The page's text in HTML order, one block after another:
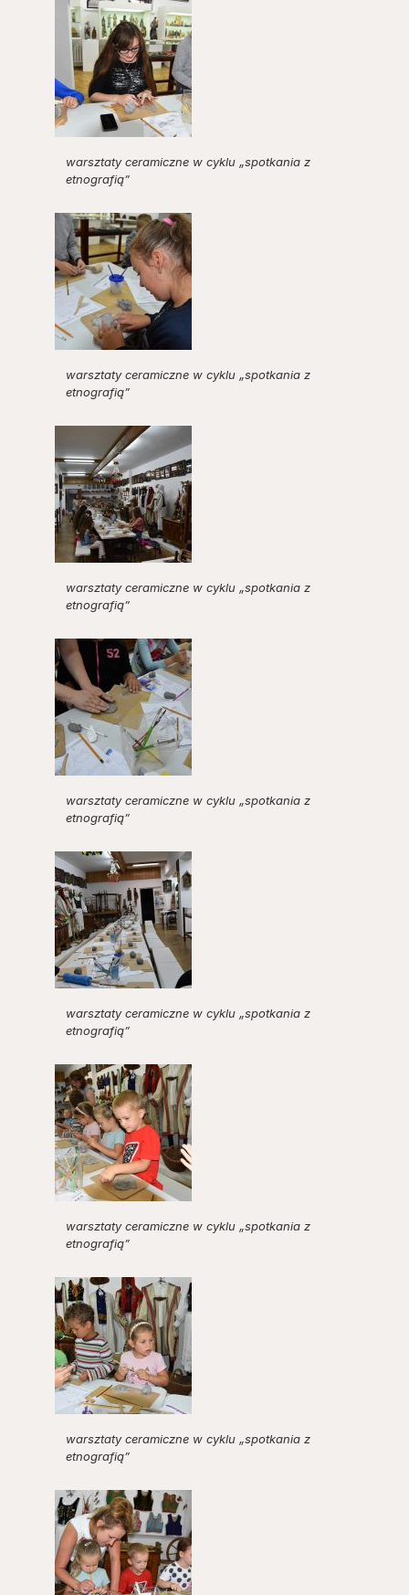
warsztaty ceramiczne w cyklu „spotkania z
etnografią”
warsztaty ceramiczne w cyklu „spotkania z
etnografią”
warsztaty ceramiczne w cyklu „spotkania z
etnografią”
warsztaty ceramiczne w cyklu „spotkania z
etnografią”
warsztaty ceramiczne w cyklu „spotkania z
etnografią”
warsztaty ceramiczne w cyklu „spotkania z
etnografią”
warsztaty ceramiczne w cyklu „spotkania z
etnografią”